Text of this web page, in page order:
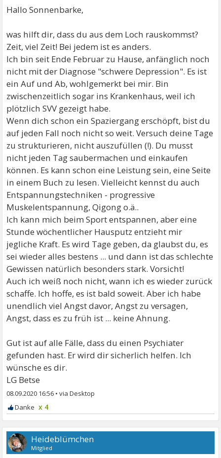
Hallo Sonnenbarke,
was hilft dir, dass du aus dem Loch rauskommst?
Zeit, viel Zeit! Bei jedem ist es anders.
Ich bin seit Ende Februar zu Hause, anfänglich noch
nicht mit der Diagnose "schwere Depression". Es ist
ein Auf und Ab, wohlgemerkt bei mir. Bin
zwischenzeitlich sogar ins Krankenhaus, weil ich
plötzlich SVV gezeigt habe.
Wenn dich schon ein Spaziergang erschöpft, bist du
auf jeden Fall noch nicht so weit. Versuch deine Tage
zu strukturieren, nicht auszufüllen (!). Du musst
nicht jeden Tag saubermachen und einkaufen
können. Es kann schon eine Leistung sein, eine Seite
in einem Buch zu lesen. Vielleicht kennst du auch
Entspannungstechniken - progressive
Muskelentspannung, Qigong o.ä..
Ich kann mich beim Sport entspannen, aber eine
Stunde wöchentlicher Hausputz entzieht mir
jegliche Kraft. Es wird Tage geben, da glaubst du, es
sei wieder alles bestens ... und dann ist das schlechte
Gewissen natürlich besonders stark. Vorsicht!
Auch ich weiß noch nicht, wann ich es wieder zurück
schaffe. Ich hoffe, es ist bald soweit. Aber ich habe
unendlich viel Angst davor, Angst zu versagen,
Angst, dass es zu früh ist ... keine Ahnung.
Gut ist auf alle Fälle, dass du einen Psychiater
gefunden hast. Er wird dir sicherlich helfen. Ich
wünsche es dir.
LG Betse
08.09.2020 16:56 •
x 4
Heideblümchen
Mitglied